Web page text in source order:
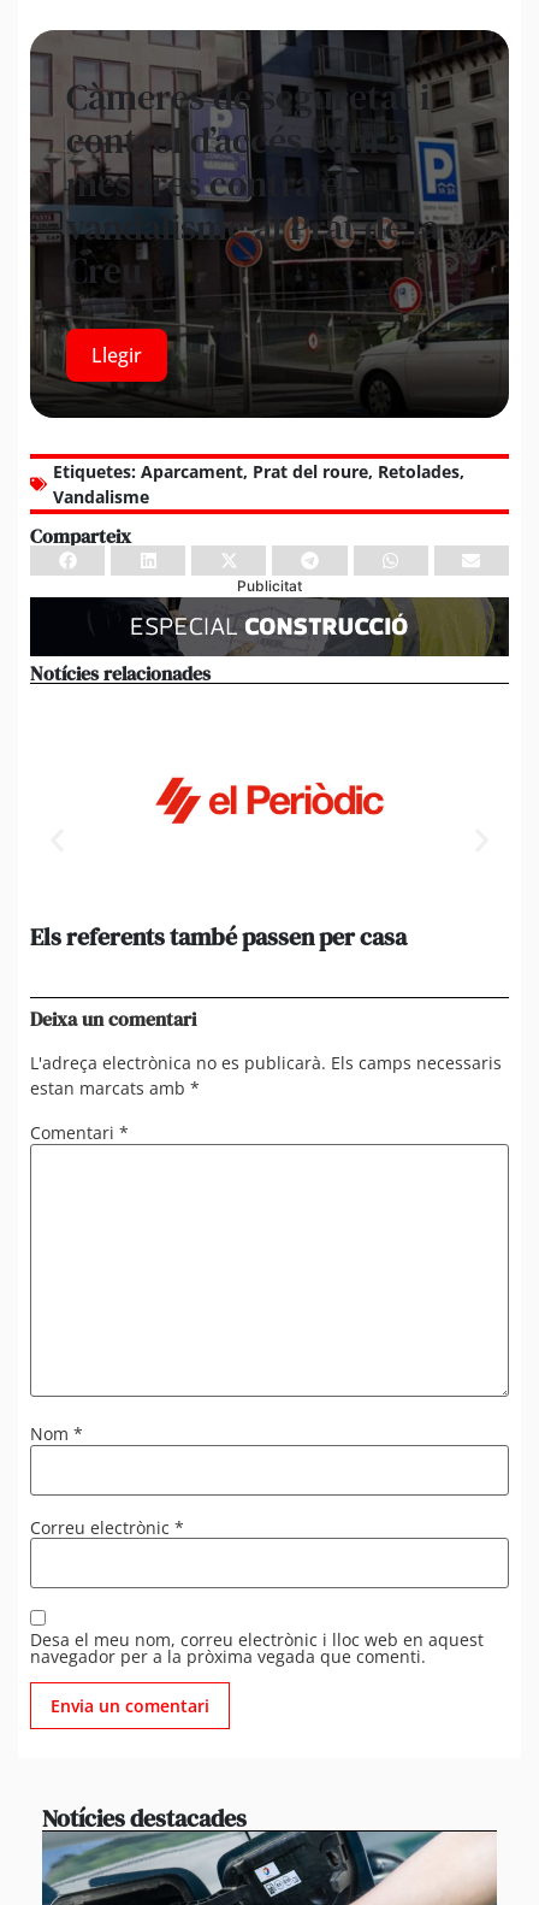
Càmeres de seguretat i
control d’accés com a
mesures contra el
vandalisme al Prat de la
Creu
Llegir
Etiquetes: Aparcament, Prat del roure, Retolades,
Vandalisme
Comparteix
Publicitat
Notícies relacionades
Els referents també passen per casa
Deixa un comentari
L'adreça electrònica no es publicarà. Els camps necessaris
estan marcats amb *
Comentari *
Nom *
Correu electrònic *
Desa el meu nom, correu electrònic i lloc web en aquest
navegador per a la pròxima vegada que comenti.
Notícies destacades